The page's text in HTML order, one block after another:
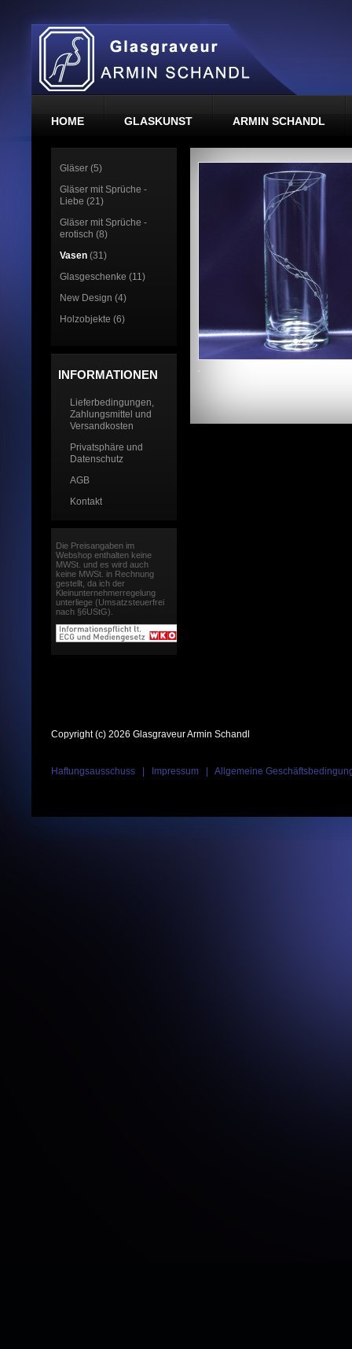
HOME GLASKUNST ARMIN SCHANDL
Gläser (5)
Gläser mit Sprüche -
Liebe (21)
Gläser mit Sprüche -
erotisch (8)
Vasen (31)
Glasgeschenke (11)
New Design (4)
Holzobjekte (6)
INFORMATIONEN
Lieferbedingungen,
Zahlungsmittel und
Versandkosten
Privatsphäre und
Datenschutz
AGB
Kontakt
Die Preisangaben im
Webshop enthalten keine
MWSt. und es wird auch
keine MWSt. in Rechnung
gestellt, da ich der
Kleinunternehmerregelung
unterliege (Umsatzsteuerfrei
nach §6UStG).
Copyright (c) 2026 Glasgraveur Armin Schandl
Haftungsausschuss Impressum Allgemeine